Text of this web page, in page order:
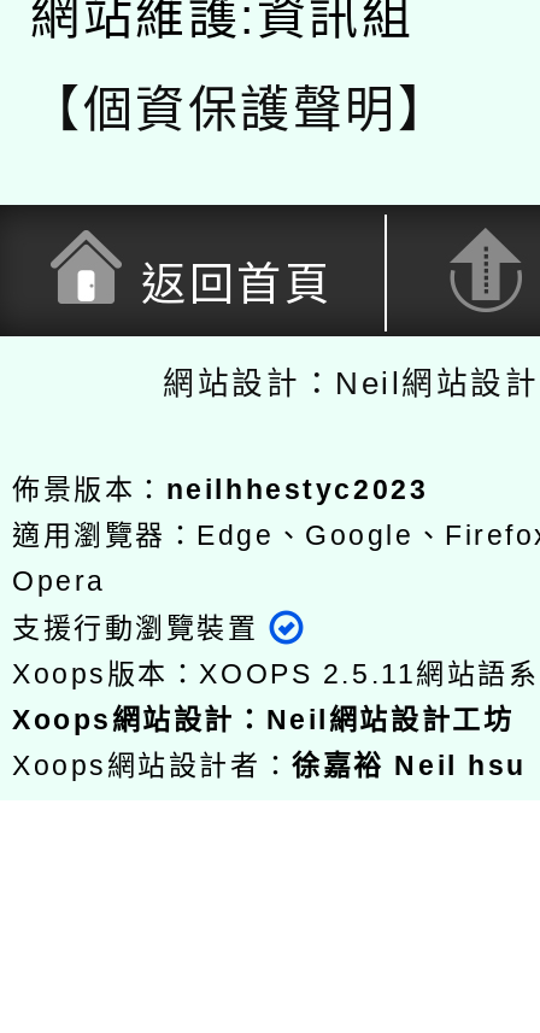
網站維護:資訊組
【個資保護聲明】
返回首頁
網站設計：Neil網站設
佈景版本： neilhhestyc2023
適用瀏覽器：Edge、Google、
Opera
支援行動瀏覽裝置
Xoops版本： XOOPS 2.5.11網站語
Xoops網站設計 ： Neil網站設計工坊
Xoops網站設計者：徐嘉裕 Neil hsu